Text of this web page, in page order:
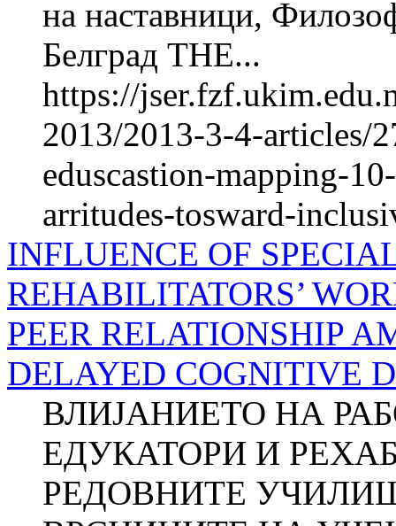
на наставници,
Белград THE...
https://
2013/2013-3-4-articles/
eduscastion-mapping-
arritudes-tosward-
INFLUENCE OF
REHABILITATORS’
PEER RELATIONSHIP
DELAYED COGNITIVE
ВЛИЈАНИЕТО НА
ЕДУКАТОРИ И
РЕДОВНИТЕ